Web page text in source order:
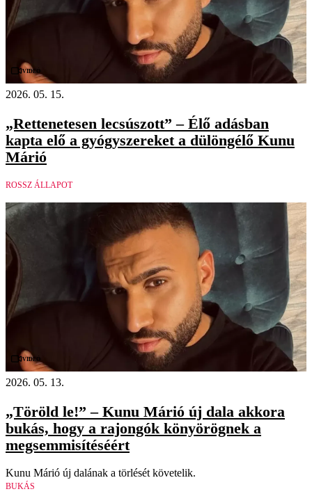
Videó
2026. 05. 15.
„Rettenetesen lecsúszott” – Élő adásban
kapta elő a gyógyszereket a dülöngélő Kunu
Márió
ROSSZ ÁLLAPOT
Videó
2026. 05. 13.
„Töröld le!” – Kunu Márió új dala akkora
bukás, hogy a rajongók könyörögnek a
megsemmisítéséért
Kunu Márió új dalának a törlését követelik.
BUKÁS